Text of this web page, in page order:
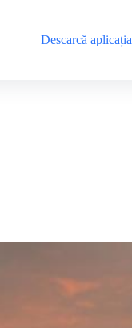
Descarcă aplicația